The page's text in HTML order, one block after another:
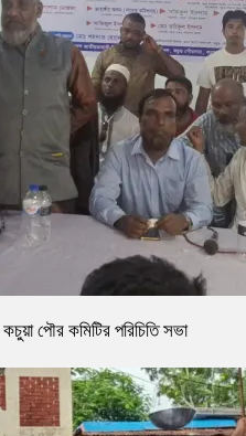
পৌর কমিটির পরিচিতি সভা